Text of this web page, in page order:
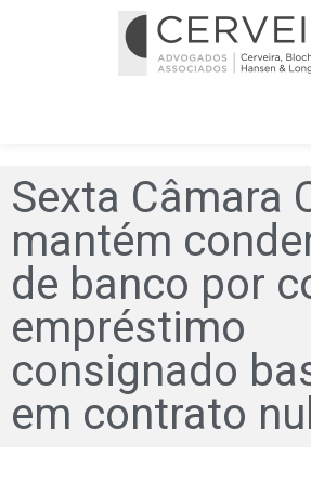
Sexta Câmara
mantém
de banco por
empréstimo
consignado
em contrato